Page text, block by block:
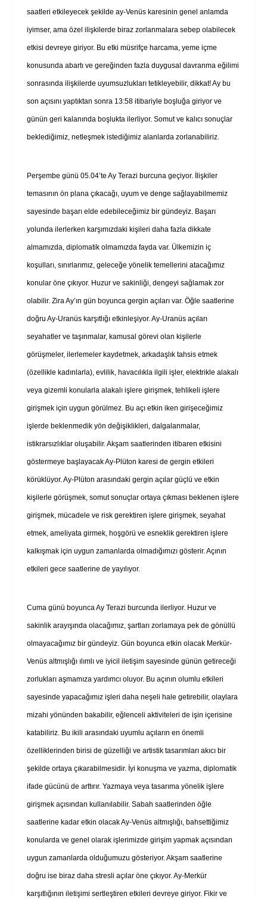
saatleri etkileyecek şekilde ay-Venüs karesinin genel anlamda
iyimser, ama özel ilişkilerde biraz zorlanmalara sebep olabilecek
etkisi devreye giriyor. Bu etki müsrifçe harcama, yeme içme
konusunda abartı ve gereğinden fazla duygusal davranma eğilimi
sonrasında ilişkilerde uyumsuzlukları tetikleyebilir, dikkat! Ay bu
son açısını yaptıktan sonra 13:58 itibariyle boşluğa giriyor ve
günün geri kalanında boşlukta ilerliyor. Somut ve kalıcı sonuçlar
beklediğimiz, netleşmek istediğimiz alanlarda zorlanabiliriz.
Perşembe günü 05.04’te Ay Terazi burcuna geçiyor. İlişkiler
temasının ön plana çıkacağı, uyum ve denge sağlayabilmemiz
sayesinde başarı elde edebileceğimiz bir gündeyiz. Başarı
yolunda ilerlerken karşımızdaki kişileri daha fazla dikkate
almamızda, diplomatik olmamızda fayda var. Ülkemizin iç
koşulları, sınırlarımız, geleceğe yönelik temellerini atacağımız
konular öne çıkıyor. Huzur ve sakinliği, dengeyi sağlamak zor
olabilir. Zira Ay’ın gün boyunca gergin açıları var. Öğle saatlerine
doğru Ay-Uranüs karşıtlığı etkinleşiyor. Ay-Uranüs açıları
seyahatler ve taşınmalar, kamusal görevi olan kişilerle
görüşmeler, ilerlemeler kaydetmek, arkadaşlık tahsis etmek
(özellikle kadınlarla), evlilik, havacılıkla ilgili işler, elektrikle alakalı
veya gizemli konularla alakalı işlere girişmek, tehlikeli işlere
girişmek için uygun görülmez. Bu açı etkin iken girişeceğimiz
işlerde beklenmedik yön değişiklikleri, dalgalanmalar,
istikrarsızlıklar oluşabilir. Akşam saatlerinden itibaren etkisini
göstermeye başlayacak Ay-Plüton karesi de gergin etkileri
körüklüyor. Ay-Plüton arasındaki gergin açılar güçlü ve etkin
kişilerle görüşmek, somut sonuçlar ortaya çıkması beklenen işlere
girişmek, mücadele ve risk gerektiren işlere girişmek, seyahat
etmek, ameliyata girmek, hoşgörü ve esneklik gerektiren işlere
kalkışmak için uygun zamanlarda olmadığımızı gösterir. Açının
etkileri gece saatlerine de yayılıyor.
Cuma günü boyunca Ay Terazi burcunda ilerliyor. Huzur ve
sakinlik arayışında olacağımız, şartları zorlamaya pek de gönüllü
olmayacağımız bir gündeyiz. Gün boyunca etkin olacak Merkür-
Venüs altmışlığı ılımlı ve iyicil iletişim sayesinde günün getireceği
zorlukları aşmamıza yardımcı oluyor. Bu açının olumlu etkileri
sayesinde yapacağımız işleri daha neşeli hale getirebilir, olaylara
mizahi yönünden bakabilir, eğlenceli aktiviteleri de işin içerisine
katabiliriz. Bu ikili arasındaki uyumlu açıların en önemli
özelliklerinden birisi de güzelliği ve artistik tasarımları akıcı bir
şekilde ortaya çıkarabilmesidir. İyi konuşma ve yazma, diplomatik
ifade gücünü de arttırır. Yazmaya veya tasarıma yönelik işlere
girişmek açısından kullanılabilir. Sabah saatlerinden öğle
saatlerine kadar etkin olacak Ay-Venüs altmışlığı, bahsettiğimiz
konularda ve genel olarak işlerimizde girişim yapmak açısından
uygun zamanlarda olduğumuzu gösteriyor. Akşam saatlerine
doğru ise biraz daha stresli açılar öne çıkıyor. Ay-Merkür
karşıtlığının iletişimi sertleştiren etkileri devreye giriyor. Fikir ve